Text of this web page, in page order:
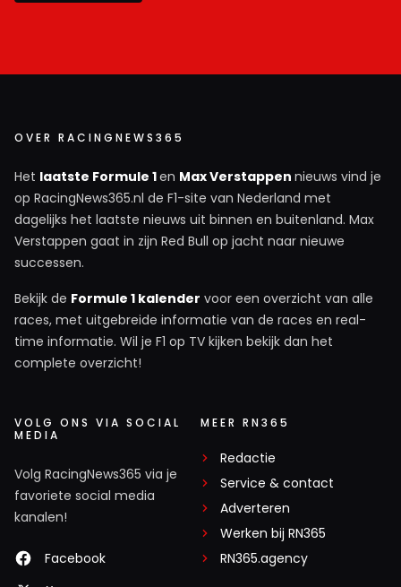
OVER RACINGNEWS365
Het laatste Formule 1en Max Verstappen nieuws vind je
op RacingNews365.nl de F1-site van Nederland met
dagelijks het laatste nieuws uit binnen en buitenland. Max
Verstappen gaat in zijn Red Bull op jacht naar nieuwe
successen.
Bekijk de Formule 1 kalender voor een overzicht van alle
races, met uitgebreide informatie van de races en real-
time informatie. Wil je F1 op TV kijken bekijk dan het
complete overzicht!
VOLG ONS VIA SOCIAL
MEDIA
Volg RacingNews365 via je
favoriete social media
kanalen!
Facebook
MEER RN365
Redactie
Service & contact
Adverteren
Werken bij RN365
RN365.agency